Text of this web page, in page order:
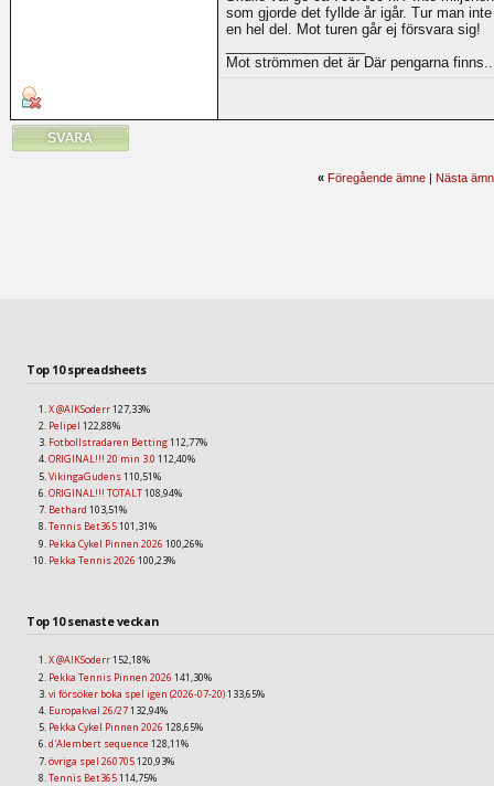
som gjorde det fyllde år igår. Tur man
en hel del. Mot turen går ej försvara sig!
Mot strömmen det är Där pengarna
« Föregående ämne| Nästa
Top 10 spreadsheets
X @AIKSoderr127,33%
Pelipel 122,88%
Fotbollstradaren Betting112,77%
ORIGINAL!!! 20 min 3.0 112,40%
VikingaGudens110,51%
ORIGINAL!!! TOTALT108,94%
Bethard 103,51%
Tennis Bet365101,31%
Pekka Cykel Pinnen 2026 100,26%
Pekka Tennis 2026 100,23%
Top 10 senaste veckan
X @AIKSoderr152,18%
Pekka Tennis Pinnen 2026 141,30%
vi försöker boka spel igen (2026-07-20)133,65%
Europakval 26/27132,94%
Pekka Cykel Pinnen 2026 128,65%
d'Alembert sequence128,11%
övriga spel 260705120,93%
Tennis Bet365114,75%